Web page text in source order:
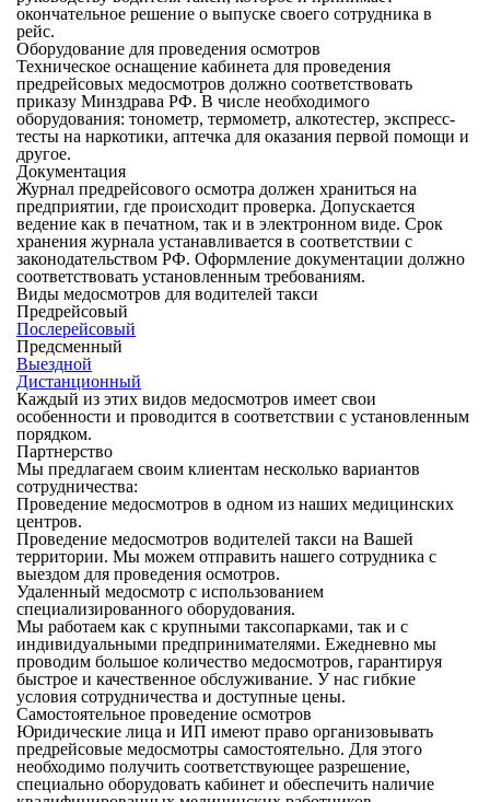
окончательное решение о выпуске своего сотрудника в
рейс.
Оборудование для проведения осмотров
Техническое оснащение кабинета для проведения
предрейсовых медосмотров должно соответствовать
приказу Минздрава РФ. В числе необходимого
оборудования: тонометр, термометр, алкотестер, экспресс-
тесты на наркотики, аптечка для оказания первой помощи и
другое.
Документация
Журнал предрейсового осмотра должен храниться на
предприятии, где происходит проверка. Допускается
ведение как в печатном, так и в электронном виде. Срок
хранения журнала устанавливается в соответствии с
законодательством РФ. Оформление документации должно
соответствовать установленным требованиям.
Виды медосмотров для водителей такси
Предрейсовый
Послерейсовый
Предсменный
Выездной
Дистанционный
Каждый из этих видов медосмотров имеет свои
особенности и проводится в соответствии с установленным
порядком.
Партнерство
Мы предлагаем своим клиентам несколько вариантов
сотрудничества:
Проведение медосмотров в одном из наших медицинских
центров.
Проведение медосмотров водителей такси на Вашей
территории. Мы можем отправить нашего сотрудника с
выездом для проведения осмотров.
Удаленный медосмотр с использованием
специализированного оборудования.
Мы работаем как с крупными таксопарками, так и с
индивидуальными предпринимателями. Ежедневно мы
проводим большое количество медосмотров, гарантируя
быстрое и качественное обслуживание. У нас гибкие
условия сотрудничества и доступные цены.
Самостоятельное проведение осмотров
Юридические лица и ИП имеют право организовывать
предрейсовые медосмотры самостоятельно. Для этого
необходимо получить соответствующее разрешение,
специально оборудовать кабинет и обеспечить наличие